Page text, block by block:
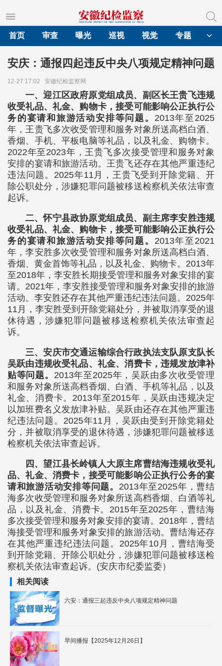
首页
审查 曝光 巡视 视觉 专题
安庆：通报四起违反中央八项规定精神问题
12-27 17:02 安徽纪检监察网
一、迎江区政府原党组成员、副区长王贵飞违规
收受礼品、礼金、购物卡，接受可能影响公正执行公
务的宴请和旅游活动安排等问题。 2013年至2025
年，王贵飞多次收受管理和服务对象所送高档白酒、
香烟、手机、平板电脑等礼品，以及礼金、购物卡。
2022年至2023年，王贵飞多次接受管理和服务对象
安排的宴请和旅游活动。王贵飞还存在其他严重违纪
违法问题。2025年11月，王贵飞受到开除党籍、开
除公职处分，涉嫌犯罪问题被移送检察机关依法审查
起诉。
二、怀宁县政协原党组成员、副主席李安胜违规
收受礼品、礼金、购物卡，接受可能影响公正执行公
务的宴请和旅游活动安排等问题。 2013年至2021
年，李安胜多次收受管理和服务对象所送高档白酒、
香烟、黄金首饰等礼品，以及礼金、购物卡。2013年
至2018年，李安胜长期接受管理和服务对象安排的宴
请。2021年，李安胜接受管理和服务对象安排的旅游
活动。李安胜还存在其他严重违纪违法问题。2025年
11月，李安胜受到开除党籍处分，并被取消享受的退
休待遇，涉嫌犯罪问题被移送检察机关依法审查起
诉。
三、安庆市交通运输综合行政执法支队原支队长
吴跃由违规收受礼品、礼金、消费卡，违规发放津补
贴等问题。 2013年至2025年，吴跃由多次收受管理
和服务对象所送高档香烟、白酒、手机等礼品，以及
礼金、消费卡。2013年至2015年，吴跃由违规决定
以加班费名义发放津补贴。吴跃由还存在其他严重违
纪违法问题。2025年11月，吴跃由受到开除党籍处
分，并被取消享受的退休待遇，涉嫌犯罪问题被移送
检察机关依法审查起诉。
四、望江县长岭镇人大原主席曹结海违规收受礼
品、礼金、消费卡，接受可能影响公正执行公务的宴
请和旅游活动安排等问题。 2013年至2025年，曹结
海多次收受管理和服务对象所送高档香烟、白酒等礼
品，以及礼金、消费卡。2015年至2025年，曹结海
多次接受管理和服务对象安排的宴请。2018年，曹结
海接受管理和服务对象安排的旅游活动。曹结海还存
在其他严重违纪违法问题。2025年10月，曹结海受
到开除党籍、开除公职处分，涉嫌犯罪问题被移送检
察机关依法审查起诉。(安庆市纪委监委）
相关阅读
六安：通报三起违反中央八项规定精神问题
早间播报【2025年12月26日】